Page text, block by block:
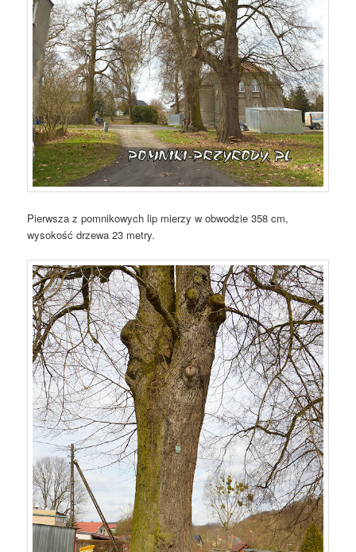
Pierwsza z pomnikowych lip mierzy w obwodzie 358 cm,
wysokość drzewa 23 metry.